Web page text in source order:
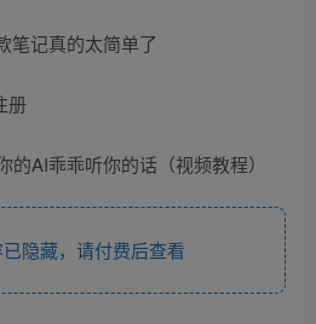
笔记真的太简单了
册
AI乖乖听你的话（视频教程）
隐藏，请付费后查看